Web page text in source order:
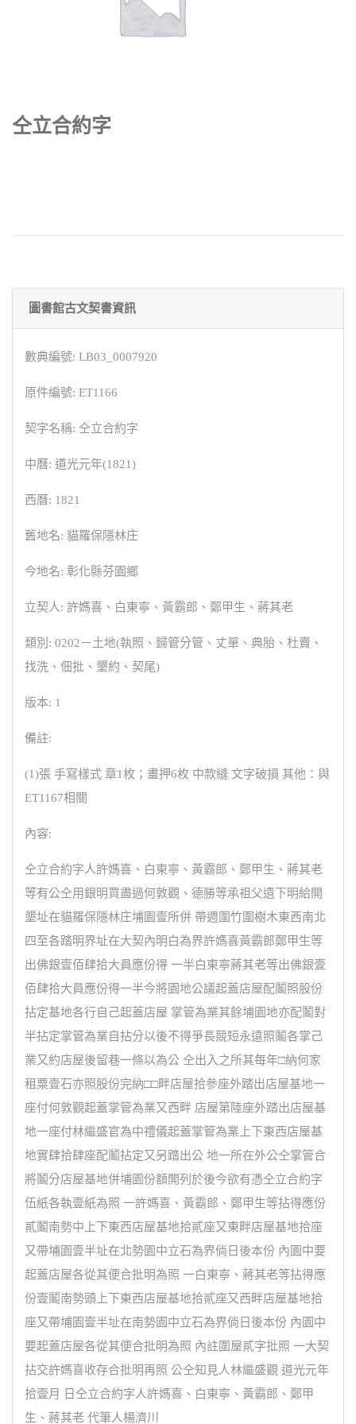
仝立合約字
圖書館古文契書資訊
數典編號: LB03_0007920
原件編號: ET1166
契字名稱: 仝立合約字
中曆: 道光元年(1821)
西曆: 1821
舊地名: 貓羅保隱林庄
今地名: 彰化縣芬園鄉
立契人: 許媽喜、白東寧、黃霸郎、鄭甲生、蔣其老
類別: 0202－土地(執照、歸管分管、丈單、典胎、杜賣、
找洗、佃批、墾約、契尾)
版本: 1
備註:
(1)張 手寫樣式 章1枚；畫押6枚 中款縫 文字破損 其他：與
ET1167相關
內容:
仝立合約字人許媽喜、白東寧、黃霸郎、鄭甲生、蔣其老
等有公仝用銀明買盡過何敦觀、德勝等承祖父遺下明給開
墾址在貓羅保隱林庄埔園壹所併 帶週圍竹圍樹木東西南北
四至各踏明界址在大契內明白為界許媽喜黃霸郎鄭甲生等
出佛銀壹佰肆拾大員應份得 一半白東寧蔣其老等出佛銀壹
佰肆拾大員應份得一半今將園地公議起蓋店屋配鬮照股份
拈定基地各行自己起蓋店屋 掌管為業其餘埔園地亦配鬮對
半拈定掌管為業自拈分以後不得爭長競短永遠照鬮各掌己
業又約店屋後留巷一條以為公 仝出入之所其每年□納何家
租粟壹石亦照股份完納□□畔店屋拾參座外踏出店屋基地一
座付何敦觀起蓋掌管為業又西畔 店屋第陸座外踏出店屋基
地一座付林繼盛官為中禮儀起蓋掌管為業上下東西店屋基
地實肆拾肆座配鬮拈定又另踏出公 地一所在外公仝掌管合
將鬮分店屋基地併埔園份額開列於後今欲有憑仝立合約字
伍紙各執壹紙為照 一許媽喜、黃霸郎、鄭甲生等拈得應份
貳鬮南勢中上下東西店屋基地拾貳座又東畔店屋基地拾座
又帶埔園壹半址在北勢園中立石為界倘日後本份 內園中要
起蓋店屋各從其便合批明為照 一白東寧、蔣其老等拈得應
份壹鬮南勢頭上下東西店屋基地拾貳座又西畔店屋基地拾
座又帶埔園壹半址在南勢園中立石為界倘日後本份 內園中
要起蓋店屋各從其便合批明為照 內註圍屋貳字批照 一大契
拈交許媽喜收存合批明再照 公仝知見人林繼盛觀 道光元年
拾壹月 日仝立合約字人許媽喜、白東寧、黃霸郎、鄭甲
生、蔣其老 代筆人楊濟川